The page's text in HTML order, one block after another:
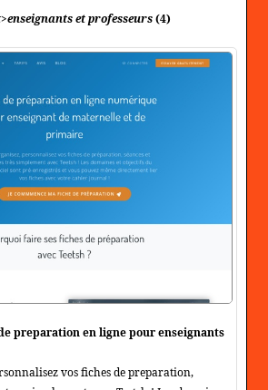
et professeurs(4)
preparation en ligne pour enseignants
vos fiches de preparation,